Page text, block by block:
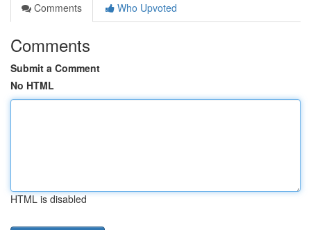
Comments
Who Upvoted
Comments
Submit a Comment
No HTML
HTML is disabled